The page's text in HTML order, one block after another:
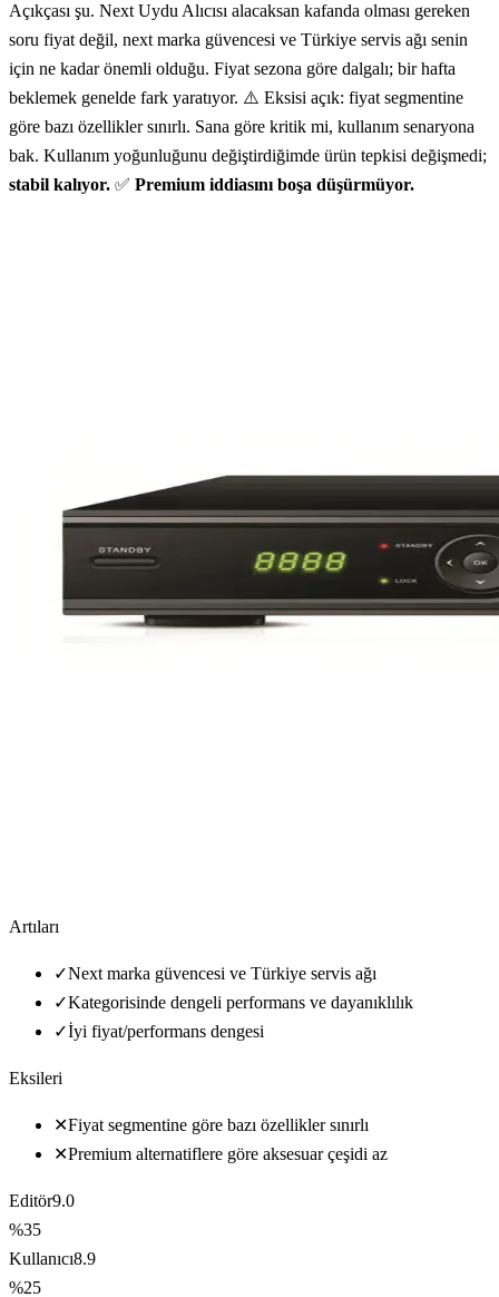
Açıkçası şu. Next Uydu Alıcısı alacaksan kafanda olması gereken
soru fiyat değil, next marka güvencesi ve Türkiye servis ağı senin
için ne kadar önemli olduğu. Fiyat sezona göre dalgalı; bir hafta
beklemek genelde fark yaratıyor. ⚠️ Eksisi açık: fiyat segmentine
göre bazı özellikler sınırlı. Sana göre kritik mi, kullanım senaryona
bak. Kullanım yoğunluğunu değiştirdiğimde ürün tepkisi değişmedi;
stabil kalıyor. ✅ Premium iddiasını boşa düşürmüyor.
Artıları
✓Next marka güvencesi ve Türkiye servis ağı
✓Kategorisinde dengeli performans ve dayanıklılık
✓İyi fiyat/performans dengesi
Eksileri
✕Fiyat segmentine göre bazı özellikler sınırlı
✕Premium alternatiflere göre aksesuar çeşidi az
Editör9.0
%35
Kullanıcı8.9
%25